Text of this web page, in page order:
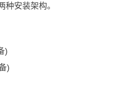
安装架构。
)
)